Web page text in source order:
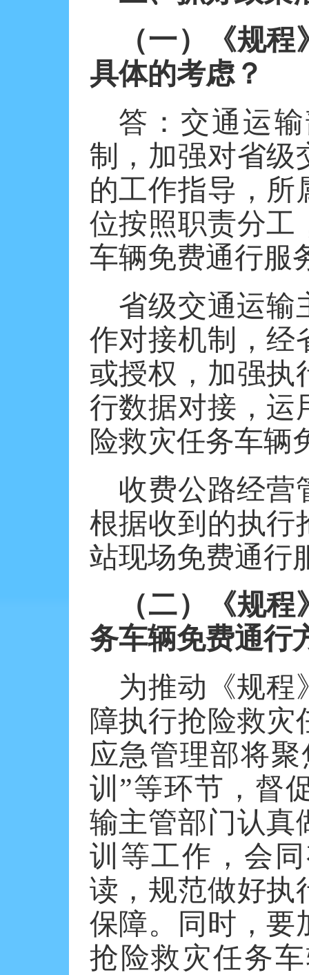
（一）《规
具体的考虑？
答：交通运
制，加强对省级
的工作指导，所
位按照职责分工
车辆免费通行服
省级交通运输
作对接机制，经
或授权，加强执
行数据对接，运
险救灾任务车辆
收费公路经营
根据收到的执行
站现场免费通行
（二）《规
务车辆免费通行
为推动《规程
障执行抢险救
应急管理部将聚
训”等环节，督
输主管部门认真
训等工作，会
读，规范做好执
保障。同时，要
抢险救灾任务